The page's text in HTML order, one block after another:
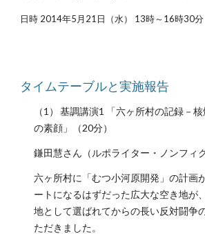
日時 2014年5月21日（水） 13時～16時30分
タイムテーブルと実施報告
（1）
基調講演1 「六ヶ所村の記録－
の素顔」（20分）
鎌田慧さん（ルポライター・ノンフィ
六ヶ所村に「むつ小河原開発」の計画
ートになるはずだった広大な空き地が
地として選ばれてからの長い反対闘争
ただきました。